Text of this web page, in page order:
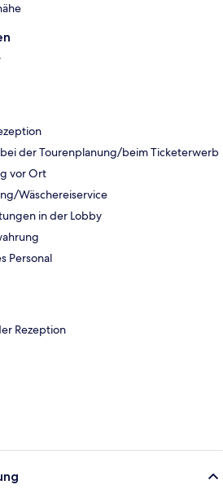
der Tourenplanung/beim Ticketerwerb
vor Ort
Wäschereiservice
in der Lobby
Personal
Rezeption